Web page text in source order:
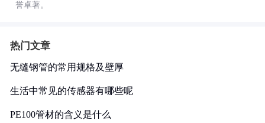
誉卓著。
热门文章
无缝钢管的常用规格及壁厚
生活中常见的传感器有哪些呢
PE100管材的含义是什么